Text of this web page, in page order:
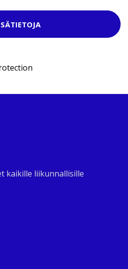
kaikille liikunnallisille